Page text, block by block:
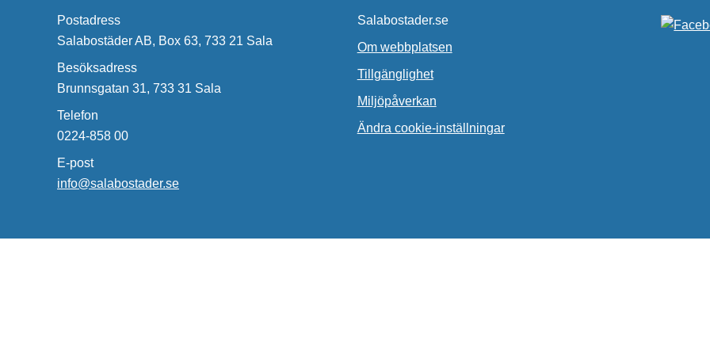
Postadress
Salabostäder AB, Box 63, 733 21 Sala
Besöksadress
Brunnsgatan 31, 733 31 Sala
Telefon
0224-858 00
E-post
info@salabostader.se
Salabostader.se
Om webbplatsen
Tillgänglighet
Miljöpåverkan
Ändra cookie-inställningar